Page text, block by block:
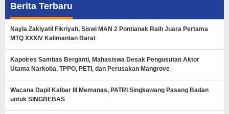
Berita Terbaru
Nayla Zakiyatil Fikriyah, Siswi MAN 2 Pontianak Raih Juara Pertama
MTQ XXXIV Kalimantan Barat
Kapolres Sambas Berganti, Mahasiswa Desak Pengusutan Aktor
Utama Narkoba, TPPO, PETI, dan Perusakan Mangrove
Wacana Dapil Kalbar III Memanas, PATRI Singkawang Pasang Badan
untuk SINGBEBAS